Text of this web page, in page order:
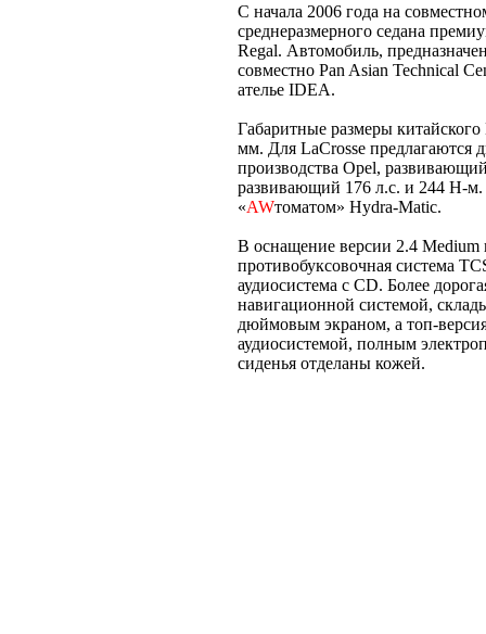
С начала 2006 года на
среднеразмерного седана
Regal. Автомобиль,
совместно Pan Asian Technical
ателье IDEA.
Габаритные размеры
мм. Для LaCrosse предлагаются
производства Opel,
развивающий 176 л.с. и 244 Н-м.
«AWтоматом» Hydra-Matic.
В оснащение версии 2.4
противобуксовочная система
аудиосистема с CD. Более
навигационной системой,
дюймовым экраном, а топ-
аудиосистемой, полным
сиденья отделаны кожей.